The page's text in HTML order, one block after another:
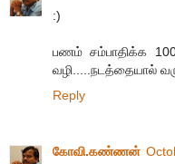
:)
பணம் சம்பாதிக்க
வழி.....நடத்தையால்
Reply
கோவி.கண்ணன்